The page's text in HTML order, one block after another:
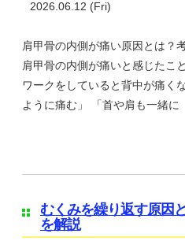
2026.06.12 (Fri)
肩甲骨の内側が痛い原因とは？
肩甲骨の内側が痛いと感じたこ
ワークをしていると背中が痛く
ように痛む」 「首や肩も一緒に
むくみを繰り返す原因
を解説